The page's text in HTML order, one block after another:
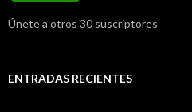
Únete a otros 30 suscriptores
ENTRADAS RECIENTES